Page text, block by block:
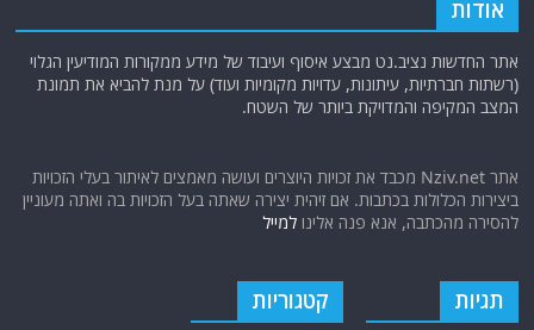
אודות
אתר החדשות נציב.נט מבצע איסוף ועיבוד של מידע ממקורות המודיעין הגלוי
(רשתות חברתיות, עיתונות, עדויות מקומיות ועוד) על מנת להביא את תמונת
המצב המקיפה והמדויקת ביותר של השטח.
אתר Nziv.net מכבד את זכויות היוצרים ועושה מאמצים לאיתור בעלי הזכויות
ביצירות הכלולות בכתבות. אם זיהית יצירה שאתה בעל הזכויות בה ואתה מעוניין
להסירה מהכתבה, אנא פנה אלינולמייל
תגיות קטגוריות